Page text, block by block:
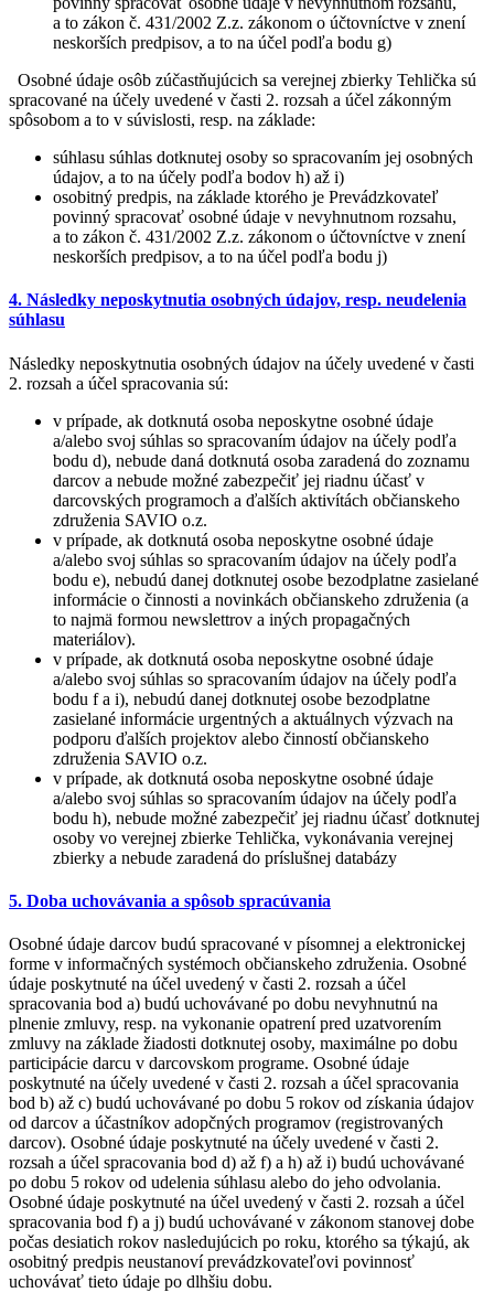
a to zákon č. 431/2002 Z.z. zákonom o účtovníctve v znení
neskorších predpisov, a to na účel podľa bodu g)
Osobné údaje osôb zúčastňujúcich sa verejnej zbierky Tehlička sú
spracované na účely uvedené v časti 2. rozsah a účel zákonným
spôsobom a to v súvislosti, resp. na základe:
súhlasu súhlas dotknutej osoby so spracovaním jej osobných
údajov, a to na účely podľa bodov h) až i)
osobitný predpis, na základe ktorého je Prevádzkovateľ
povinný spracovať osobné údaje v nevyhnutnom rozsahu,
a to zákon č. 431/2002 Z.z. zákonom o účtovníctve v znení
neskorších predpisov, a to na účel podľa bodu j)
4. Následky neposkytnutia osobných údajov, resp. neudelenia
súhlasu
Následky neposkytnutia osobných údajov na účely uvedené v časti
2. rozsah a účel spracovania sú:
v prípade, ak dotknutá osoba neposkytne osobné údaje
a/alebo svoj súhlas so spracovaním údajov na účely podľa
bodu d), nebude daná dotknutá osoba zaradená do zoznamu
darcov a nebude možné zabezpečiť jej riadnu účasť v
darcovských programoch a ďalších aktivítách občianskeho
združenia SAVIO o.z.
v prípade, ak dotknutá osoba neposkytne osobné údaje
a/alebo svoj súhlas so spracovaním údajov na účely podľa
bodu e), nebudú danej dotknutej osobe bezodplatne zasielané
informácie o činnosti a novinkách občianskeho združenia (a
to najmä formou newslettrov a iných propagačných
materiálov).
v prípade, ak dotknutá osoba neposkytne osobné údaje
a/alebo svoj súhlas so spracovaním údajov na účely podľa
bodu f a i), nebudú danej dotknutej osobe bezodplatne
zasielané informácie urgentných a aktuálnych výzvach na
podporu ďalších projektov alebo činností občianskeho
združenia SAVIO o.z.
v prípade, ak dotknutá osoba neposkytne osobné údaje
a/alebo svoj súhlas so spracovaním údajov na účely podľa
bodu h), nebude možné zabezpečiť jej riadnu účasť dotknutej
osoby vo verejnej zbierke Tehlička, vykonávania verejnej
zbierky a nebude zaradená do príslušnej databázy
5. Doba uchovávania a spôsob spracúvania
Osobné údaje darcov budú spracované v písomnej a elektronickej
forme v informačných systémoch občianskeho združenia. Osobné
údaje poskytnuté na účel uvedený v časti 2. rozsah a účel
spracovania bod a) budú uchovávané po dobu nevyhnutnú na
plnenie zmluvy, resp. na vykonanie opatrení pred uzatvorením
zmluvy na základe žiadosti dotknutej osoby, maximálne po dobu
participácie darcu v darcovskom programe. Osobné údaje
poskytnuté na účely uvedené v časti 2. rozsah a účel spracovania
bod b) až c) budú uchovávané po dobu 5 rokov od získania údajov
od darcov a účastníkov adopčných programov (registrovaných
darcov). Osobné údaje poskytnuté na účely uvedené v časti 2.
rozsah a účel spracovania bod d) až f) a h) až i) budú uchovávané
po dobu 5 rokov od udelenia súhlasu alebo do jeho odvolania.
Osobné údaje poskytnuté na účel uvedený v časti 2. rozsah a účel
spracovania bod f) a j) budú uchovávané v zákonom stanovej dobe
počas desiatich rokov nasledujúcich po roku, ktorého sa týkajú, ak
osobitný predpis neustanoví prevádzkovateľovi povinnosť
uchovávať tieto údaje po dlhšiu dobu.